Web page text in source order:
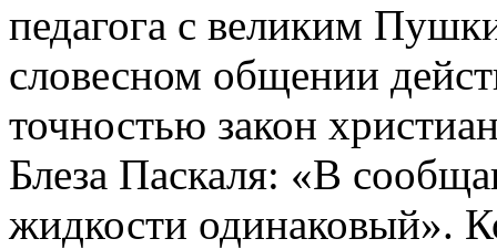
педагога с великим
словесном общении
точностью закон
Блеза Паскаля: «В
жидкости одинаковый».